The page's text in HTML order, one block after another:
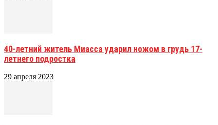
40-летний житель Миасса ударил ножом в грудь 17-
летнего подростка
29 апреля 2023